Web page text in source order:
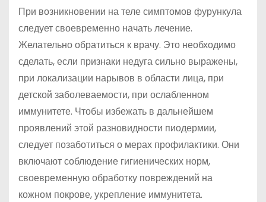
При возникновении на теле симптомов фурункула
следует своевременно начать лечение.
Желательно обратиться к врачу. Это необходимо
сделать, если признаки недуга сильно выражены,
при локализации нарывов в области лица, при
детской заболеваемости, при ослабленном
иммунитете. Чтобы избежать в дальнейшем
проявлений этой разновидности пиодермии,
следует позаботиться о мерах профилактики. Они
включают соблюдение гигиенических норм,
своевременную обработку повреждений на
кожном покрове, укрепление иммунитета.